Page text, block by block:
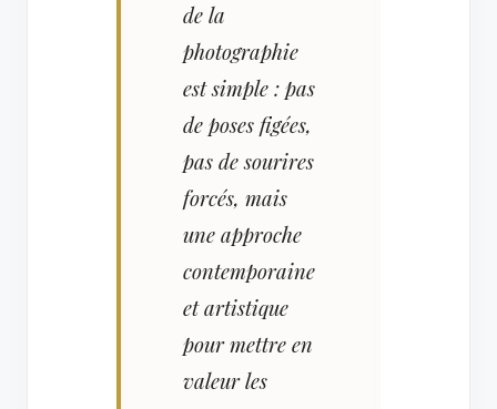
de la
photographie
est simple : pas
de poses figées,
pas de sourires
forcés, mais
une approche
contemporaine
et artistique
pour mettre en
valeur les